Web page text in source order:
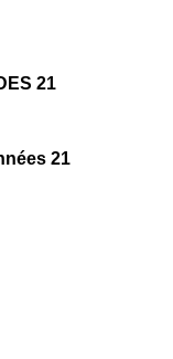
21
21